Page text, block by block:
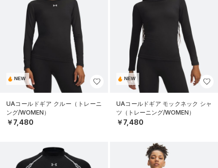
NEW
UAコールドギア クルー（トレーニ
ング/WOMEN）
￥7,480
NEW
UAコールドギア モックネック シャ
ツ（トレーニング/WOMEN）
￥7,480